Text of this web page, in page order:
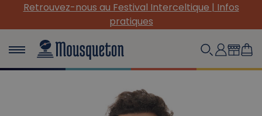
Retrouvez-nous au Festival Interceltique | Infos
pratiques